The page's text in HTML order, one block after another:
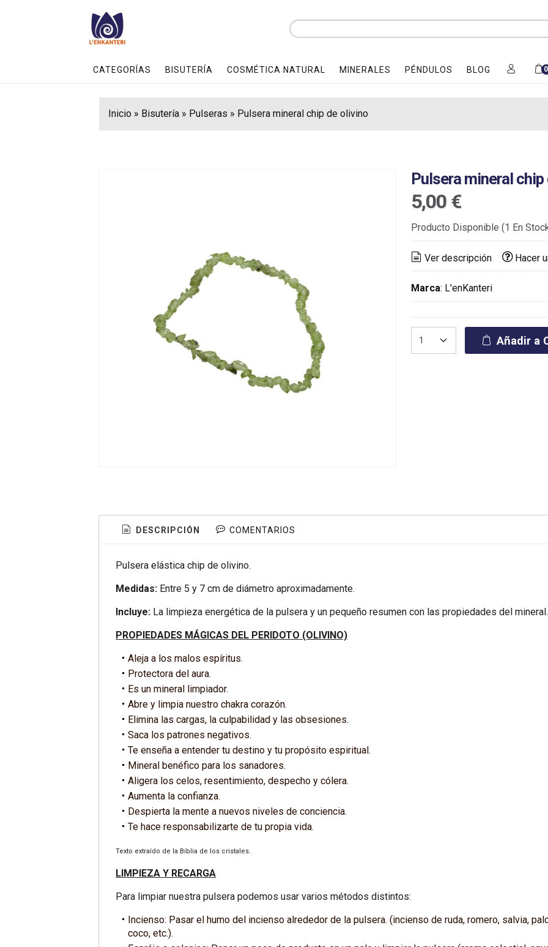
CATEGORÍAS BISUTERÍA COSMÉTICA NATURAL MINERALES PÉNDULOS BLOG
Inicio» Bisutería» Pulseras » Pulsera mineral chip de olivino
Pulsera mineral
5,00 €
Producto Disponible (1 En
Ver descripción Hacer
Marca: L'enKanteri
Añadir a
DESCRIPCIÓN COMENTARIOS
Pulsera elástica chip de olivino.
Medidas: Entre 5 y 7 cm de diámetro aproximadamente.
Incluye: La limpieza energética de la pulsera y un pequeño resumen con las propiedades del mineral.
PROPIEDADES MÁGICAS DEL PERIDOTO (OLIVINO)
Aleja a los malos espíritus.
Protectora del aura.
Es un mineral limpiador.
Abre y limpia nuestro chakra corazón.
Elimina las cargas, la culpabilidad y las obsesiones.
Saca los patrones negativos.
Te enseña a entender tu destino y tu propósito espiritual.
Mineral benéfico para los sanadores.
Aligera los celos, resentimiento, despecho y cólera.
Aumenta la confianza.
Despierta la mente a nuevos niveles de conciencia.
Te hace responsabilizarte de tu propia vida.
Texto extraído de la Biblia de los cristales.
LIMPIEZA Y RECARGA
Para limpiar nuestra pulsera podemos usar varios métodos distintos:
Incienso: Pasar el humo del incienso alrededor de la pulsera. (incienso de ruda, romero, salvia,
coco, etc.).